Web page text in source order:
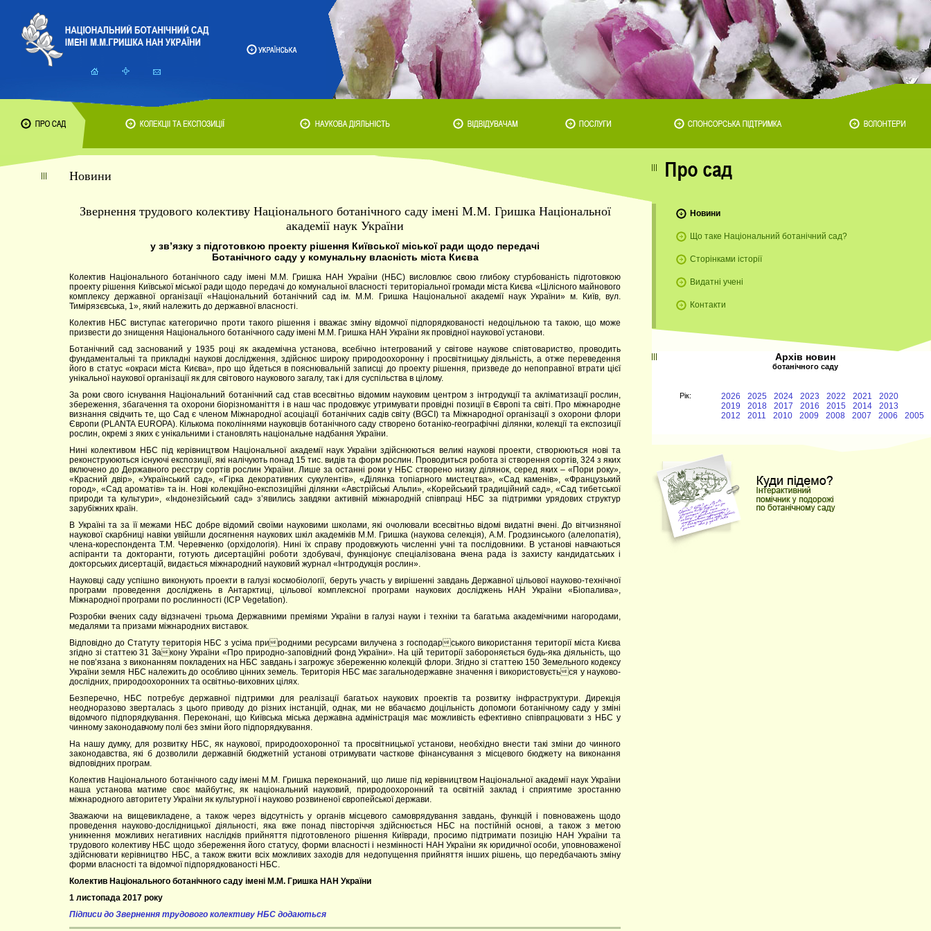
Новини
Звернення трудового колективу Національного ботанічного саду імені М.М. Гришка Національної
академії наук України
у зв’язку з підготовкою проекту рішення Київської міської ради щодо передачі
Ботанічного саду у комунальну власність міста Києва
Колектив Національного ботанічного саду імені М.М. Гришка НАН України (НБС) висловлює свою глибоку стурбованість підготовкою
проекту рішення Київської міської ради щодо передачі до комунальної власності територіальної громади міста Києва «Цілісного майнового
комплексу державної організації «Національний ботанічний сад ім. М.М. Гришка Національної академії наук України» м. Київ, вул.
Тимірязєвська, 1», який належить до державної власності.
Колектив НБС виступає категорично проти такого рішення і вважає зміну відомчої підпорядкованості недоцільною та такою, що може
призвести до знищення Національного ботанічного саду імені М.М. Гришка НАН України як провідної наукової установи.
Ботанічний сад заснований у 1935 році як академічна установа, всебічно інтегрований у світове наукове співтовариство, проводить
фундаментальні та прикладні наукові дослідження, здійснює широку природоохоронну і просвітницьку діяльність, а отже переведення
його в статус «окраси міста Києва», про що йдеться в пояснювальній записці до проекту рішення, призведе до непоправної втрати цієї
унікальної наукової організації як для світового наукового загалу, так і для суспільства в цілому.
За роки свого існування Національний ботанічний сад став всесвітньо відомим науковим центром з інтродукції та акліматизації рослин,
збереження, збагачення та охорони біорізноманіття і в наш час продовжує утримувати провідні позиції в Європі та світі. Про міжнародне
визнання свідчить те, що Сад є членом Міжнародної асоціації ботанічних садів світу (BGCI) та Міжнародної організації з охорони флори
Європи (PLANTA EUROPA). Кількома поколіннями науковців ботанічного саду створено ботаніко-географічні ділянки, колекції та експозиції
рослин, окремі з яких є унікальними і становлять національне надбання України.
Нині колективом НБС під керівництвом Національної академії наук України здійснюються великі наукові проекти, створюються нові та
реконструюються існуючі експозиції, які налічують понад 15 тис. видів та форм рослин. Проводиться робота зі створення сортів, 324 з яких
включено до Державного реєстру сортів рослин України. Лише за останні роки у НБС створено низку ділянок, серед яких – «Пори року»,
«Красний двір», «Український сад», «Гірка декоративних сукулентів», «Ділянка топіарного мистецтва», «Сад каменів», «Французький
город», «Сад ароматів» та ін. Нові колекційно-експозиційні ділянки «Австрійські Альпи», «Корейський традиційний сад», «Сад тибетської
природи та культури», «Індонезійський сад» з’явились завдяки активній міжнародній співпраці НБС за підтримки урядових структур
зарубіжних країн.
В Україні та за її межами НБС добре відомий своїми науковими школами, які очолювали всесвітньо відомі видатні вчені. До вітчизняної
наукової скарбниці навіки увійшли досягнення наукових шкіл академіків М.М. Гришка (наукова селекція), А.М. Гродзинського (алелопатія),
члена-кореспондента Т.М. Черевченко (орхідологія). Нині їх справу продовжують численні учні та послідовники. В установі навчаються
аспіранти та докторанти, готують дисертаційні роботи здобувачі, функціонує спеціалізована вчена рада із захисту кандидатських і
докторських дисертацій, видається міжнародний науковий журнал «Інтродукція рослин».
Науковці саду успішно виконують проекти в галузі космобіології, беруть участь у вирішенні завдань Державної цільової науково-технічної
програми проведення досліджень в Антарктиці, цільової комплексної програми наукових досліджень НАН України «Біопалива»,
Міжнародної програми по рослинності (ICP Vegetation).
Розробки вчених саду відзначені трьома Державними преміями України в галузі науки і техніки та багатьма академічними нагородами,
медалями та призами міжнародних виставок.
Відповідно до Статуту територія НБС з усіма природними ресурсами вилучена з господарського використання території міста Києва
згідно зі статтею 31 Закону України «Про природно-заповідний фонд України». На цій території забороняється будь-яка діяльність, що
не пов’язана з виконанням покладених на НБС завдань і загрожує збереженню колекцій флори. Згідно зі статтею 150 Земельного кодексу
України земля НБС належить до особливо цінних земель. Територія НБС має загальнодержавне значення і використовується у науково-
дослідних, природоохоронних та освітньо-виховних цілях.
Безперечно, НБС потребує державної підтримки для реалізації багатьох наукових проектів та розвитку інфраструктури. Дирекція
неодноразово зверталась з цього приводу до різних інстанцій, однак, ми не вбачаємо доцільність допомоги ботанічному саду у зміні
відомчого підпорядкування. Переконані, що Київська міська державна адміністрація має можливість ефективно співпрацювати з НБС у
чинному законодавчому полі без зміни його підпорядкування.
На нашу думку, для розвитку НБС, як наукової, природоохоронної та просвітницької установи, необхідно внести такі зміни до чинного
законодавства, які б дозволили державній бюджетній установі отримувати часткове фінансування з місцевого бюджету на виконання
відповідних програм.
Колектив Національного ботанічного саду імені М.М. Гришка переконаний, що лише під керівництвом Національної академії наук України
наша установа матиме своє майбутнє, як національний науковий, природоохоронний та освітній заклад і сприятиме зростанню
міжнародного авторитету України як культурної і науково розвиненої європейської держави.
Зважаючи на вищевикладене, а також через відсутність у органів місцевого самоврядування завдань, функцій і повноважень щодо
проведення науково-дослідницької діяльності, яка вже понад півсторіччя здійснюється НБС на постійній основі, а також з метою
уникнення можливих негативних наслідків прийняття підготовленого рішення Київради, просимо підтримати позицію НАН України та
трудового колективу НБС щодо збереження його статусу, форми власності і незмінності НАН України як юридичної особи, уповноваженої
здійснювати керівництво НБС, а також вжити всіх можливих заходів для недопущення прийняття інших рішень, що передбачають зміну
форми власності та відомчої підпорядкованості НБС.
Колектив Національного ботанічного саду імені М.М. Гришка НАН України
1 листопада 2017 року
Підписи до Звернення трудового колективу НБС додаються
Новини
Що таке Національний ботанічний сад?
Сторінками історії
Видатні учені
Контакти
Архів новин
ботанічного саду
Рiк: 2026 2025 2024 2023 2022 2021
2020
2019
2018 2017 2016 2015 2014
2013
2012
2011 2010 2009 2008 2007 2006 2005